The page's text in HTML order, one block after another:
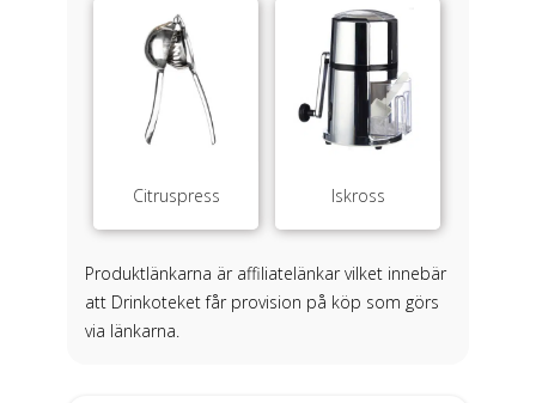
Citruspress Iskross
Produktlänkarna är affiliatelänkar vilket innebär
att Drinkoteket får provision på köp som görs
via länkarna.